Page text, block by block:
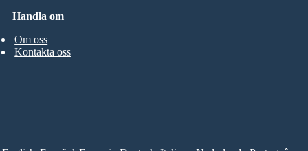
Handla om
Om oss
Kontakta oss